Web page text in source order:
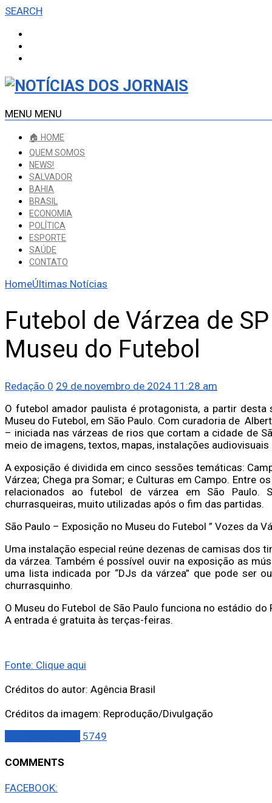
SEARCH
MENU MENU
🏠 HOME
QUEM SOMOS
NEWS!
SALVADOR
BAHIA
BRASIL
ECONOMIA
POLÍTICA
ESPORTE
SAÚDE
CONTATO
HomeÚltimas Notícias
Futebol de Várzea de
Museu do Futebol
Redação 0 29 de novembro de 2024 11:28 am
O futebol amador paulista é protagonista, a partir
Museu do Futebol, em São Paulo. Com curadoria de
– iniciada nas várzeas de rios que cortam a cidade de
meio de imagens, textos, mapas, instalações
A exposição é dividida em cinco sessões temáticas:
Várzea; Chega pra Somar; e Culturas em Campo. Entre
relacionados ao futebol de várzea em São Paulo.
churrasqueiras, muito utilizadas após o fim das partidas.
São Paulo – Exposição no Museu do Futebol ” Vozes da
Uma instalação especial reúne dezenas de camisas dos
da várzea. Também é possível ouvir na exposição as
uma lista indicada por “DJs da várzea” que pode ser
churrasquinho.
O Museu do Futebol de São Paulo funciona no estádio
A entrada é gratuita às terças-feiras.
Fonte: Clique aqui
Créditos do autor: Agência Brasil
Créditos da imagem: Reprodução/Divulgação
5749
COMMENTS
FACEBOOK: